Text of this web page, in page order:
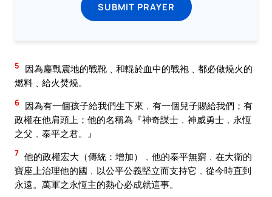
SUBMIT PRAYER
5
因為鏖戰震地的戰靴﹑和輥於血中的戰袍﹑都必做燒火的
燃料﹑給火焚燒。
6 因為有一個孩子給我們生下來﹐有一個兒子賜給我們；有
政權在他肩頭上；他的名稱為『神奇謀士﹐神威勇士﹐永恆
之父﹐泰平之君。』
7 他的政權宏大（傳統：增加）﹐他的泰平無窮﹐在大衛的
寶座上治理他的國﹐以公平公義堅立而支持它﹐從今時直到
永遠。萬軍之永恆主的熱心必成就這事。